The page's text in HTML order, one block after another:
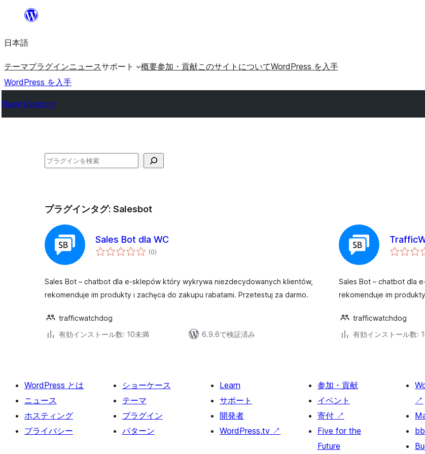
を
ッ
プ
日本語
テーマプラグインニュースサポート 概要参加・貢献このサイトについてWordPress を入手
WordPress を入手
Plugin Directory
検
プラグインタグ: Salesbot
Sales Bot dla WC
(0個
の)
Sales Bot – chatbot dla e-sklepów który wykrywa niezdecydowanych klientów,
rekomenduje im produkty i zachęca do zakupu rabatami. Przetestuj za darmo.
trafficwatchdog
有効インストール数: 10未満
6.9.6で検証済み
Sales Bot – chatbot dla
rekomenduje im
trafficwatchdog
有効インストール数:
WordPress とは
ニュース
ホスティング
プライバシー
ショーケース
テーマ
プラグイン
パターン
Learn
サポート
開発者
WordPress.tv ↗
参加・貢献
イベント
寄付 ↗
Five for the
Future
↗